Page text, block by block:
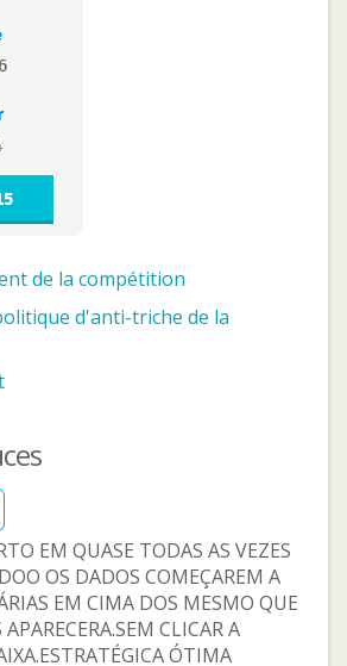
de la compétition
d'anti-triche de la
EM QUASE TODAS AS VEZES
OS DADOS COMEÇAREM A
EM CIMA DOS MESMO QUE
APARECERA.SEM CLICAR A
ÓTIMA